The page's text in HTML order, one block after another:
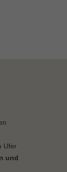
Ufer
und